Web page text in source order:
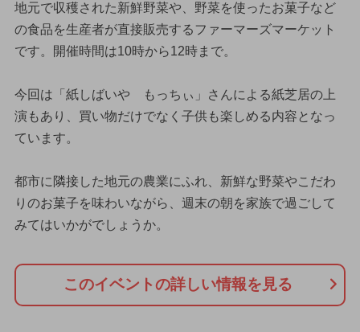
地元で収穫された新鮮野菜や、野菜を使ったお菓子など
の食品を生産者が直接販売するファーマーズマーケット
です。開催時間は10時から12時まで。
今回は「紙しばいや もっちぃ」さんによる紙芝居の上
演もあり、買い物だけでなく子供も楽しめる内容となっ
ています。
都市に隣接した地元の農業にふれ、新鮮な野菜やこだわ
りのお菓子を味わいながら、週末の朝を家族で過ごして
みてはいかがでしょうか。
このイベントの詳しい情報を見る